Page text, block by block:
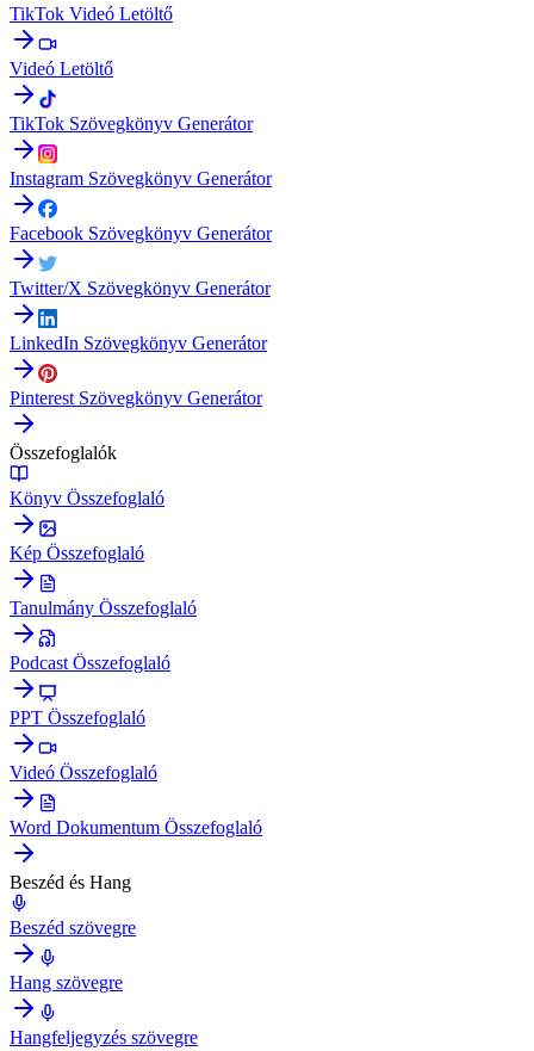
TikTok Videó Letöltő
Videó Letöltő
TikTok Szövegkönyv Generátor
Instagram Szövegkönyv Generátor
Facebook Szövegkönyv Generátor
Twitter/X Szövegkönyv Generátor
LinkedIn Szövegkönyv Generátor
Pinterest Szövegkönyv Generátor
Összefoglalók
Könyv Összefoglaló
Kép Összefoglaló
Tanulmány Összefoglaló
Podcast Összefoglaló
PPT Összefoglaló
Videó Összefoglaló
Word Dokumentum Összefoglaló
Beszéd és Hang
Beszéd szövegre
Hang szövegre
Hangfeljegyzés szövegre